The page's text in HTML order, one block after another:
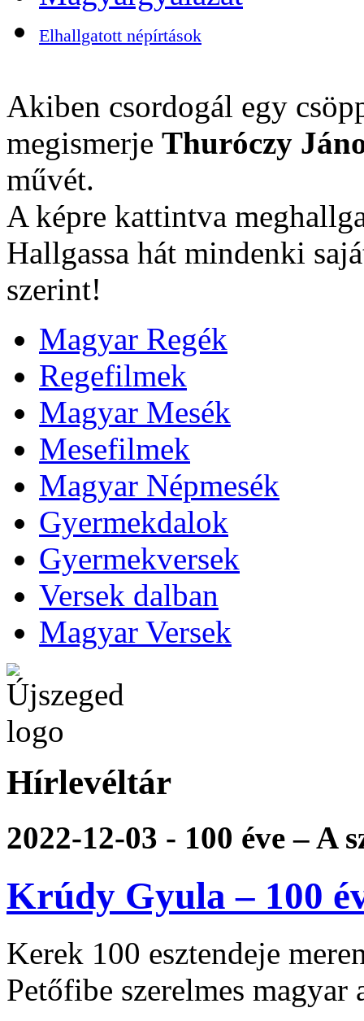
Elhallgatott népírtások
Akiben csordogál egy
megismerje Thuróczy
művét.
A képre kattintva
Hallgassa hát mindenki
szerint!
Magyar Regék
Regefilmek
Magyar Mesék
Mesefilmek
Magyar Népmesék
Gyermekdalok
Gyermekversek
Versek dalban
Magyar Versek
Hírlevéltár
2022-12-03 - 100 éve – A
Krúdy Gyula – 100
Kerek 100 esztendeje
Petőfibe szerelmes